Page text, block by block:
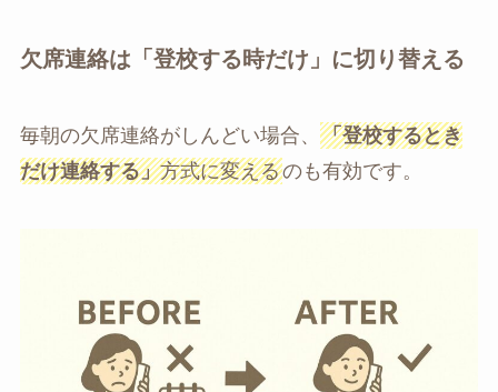
欠席連絡は「登校する時だけ」に切り替える
毎朝の欠席連絡がしんどい場合、 「登校するとき
だけ連絡する」方式に変えるのも有効です。